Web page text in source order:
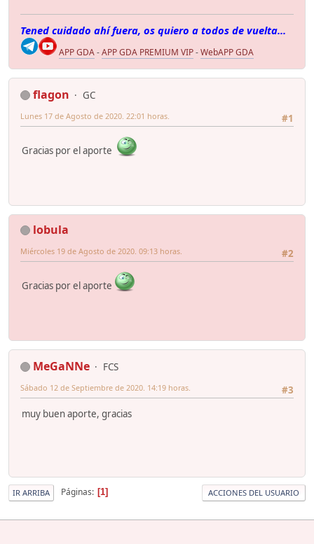
Tened cuidado ahí fuera, os quiero a todos de vuelta...
APP GDA-APP GDA PREMIUM VIP-WebAPP GDA
flagon
GC
#1
Lunes 17 de Agosto de 2020. 22:01 horas.
Gracias por el aporte
lobula
#2
Miércoles 19 de Agosto de 2020. 09:13 horas.
Gracias por el aporte
MeGaNNe
FCS
#3
Sábado 12 de Septiembre de 2020. 14:19 horas.
muy buen aporte, gracias
IR ARRIBA Páginas 1 ACCIONES DEL USUARIO